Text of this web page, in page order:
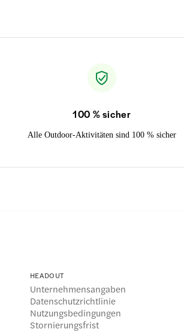
100 % sicher
Alle Outdoor-Aktivitäten sind 100 % sicher
HEADOUT
Unternehmensangaben
Datenschutzrichtlinie
Nutzungsbedingungen
Stornierungsfrist